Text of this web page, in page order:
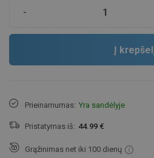
-
Į
Prieinamumas: Yra sandėlyje
Pristatymas iš: 44.99 €
Grąžinimas net iki 100 dienų